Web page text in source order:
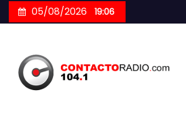
to
05/08/2026 19:06